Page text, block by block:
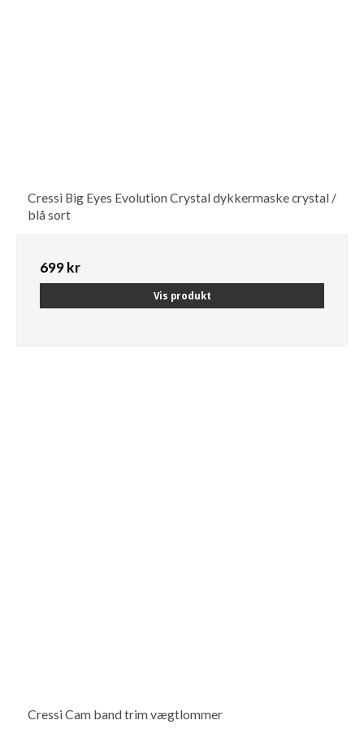
Cressi Big Eyes Evolution Crystal dykkermaske crystal /
blå sort
699 kr
Vis produkt
Cressi Cam band trim vægtlommer